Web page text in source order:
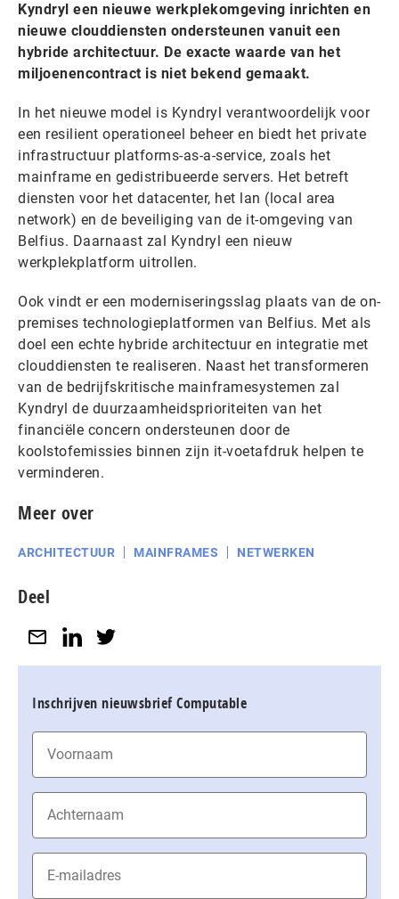
Kyndryl een nieuwe werkplekomgeving inrichten en
nieuwe clouddiensten ondersteunen vanuit een
hybride architectuur. De exacte waarde van het
miljoenencontract is niet bekend gemaakt.
In het nieuwe model is Kyndryl verantwoordelijk voor
een resilient operationeel beheer en biedt het private
infrastructuur platforms-as-a-service, zoals het
mainframe en gedistribueerde servers. Het betreft
diensten voor het datacenter, het lan (local area
network) en de beveiliging van de it-omgeving van
Belfius. Daarnaast zal Kyndryl een nieuw
werkplekplatform uitrollen.
Ook vindt er een moderniseringsslag plaats van de on-
premises technologieplatformen van Belfius. Met als
doel een echte hybride architectuur en integratie met
clouddiensten te realiseren. Naast het transformeren
van de bedrijfskritische mainframesystemen zal
Kyndryl de duurzaamheidsprioriteiten van het
financiële concern ondersteunen door de
koolstofemissies binnen zijn it-voetafdruk helpen te
verminderen.
Meer over
ARCHITECTUUR MAINFRAMES NETWERKEN
Deel
Inschrijven nieuwsbrief Computable